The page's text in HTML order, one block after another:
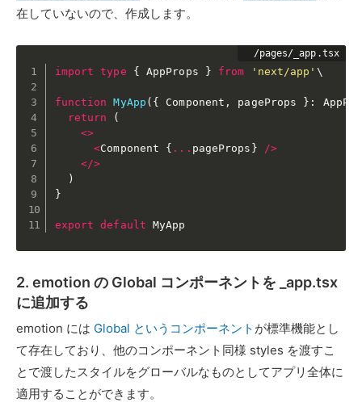
在していないので、作成します。
import type { AppProps } from 'next/app' \
function MyApp ( { Component , pageProps } :
return
(
<>
<Component { ... pageProps } />
</>
)
}
export default MyApp
2. emotion の Global コンポーネントを _app.tsx
に追加する
emotion には Global というコンポーネント が標準機能とし
て存在しており、他のコンポーネント同様 styles を渡すこ
とで渡したスタイルをグローバルなものとしてアプリ全体に
適用することができます。